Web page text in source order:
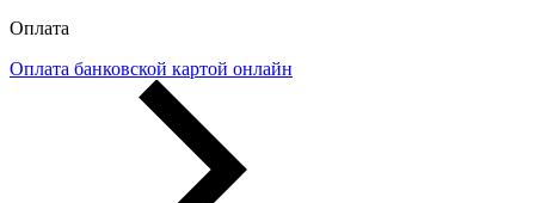
Оплата
Оплата банковской картой онлайн